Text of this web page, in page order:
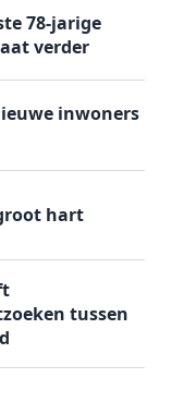
78-jarige
verder
inwoners
hart
tussen